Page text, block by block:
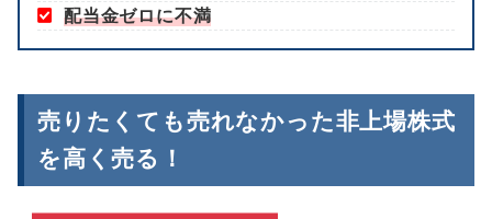
配当金ゼロに不満
売りたくても売れなかった非上場株式
を高く売る！